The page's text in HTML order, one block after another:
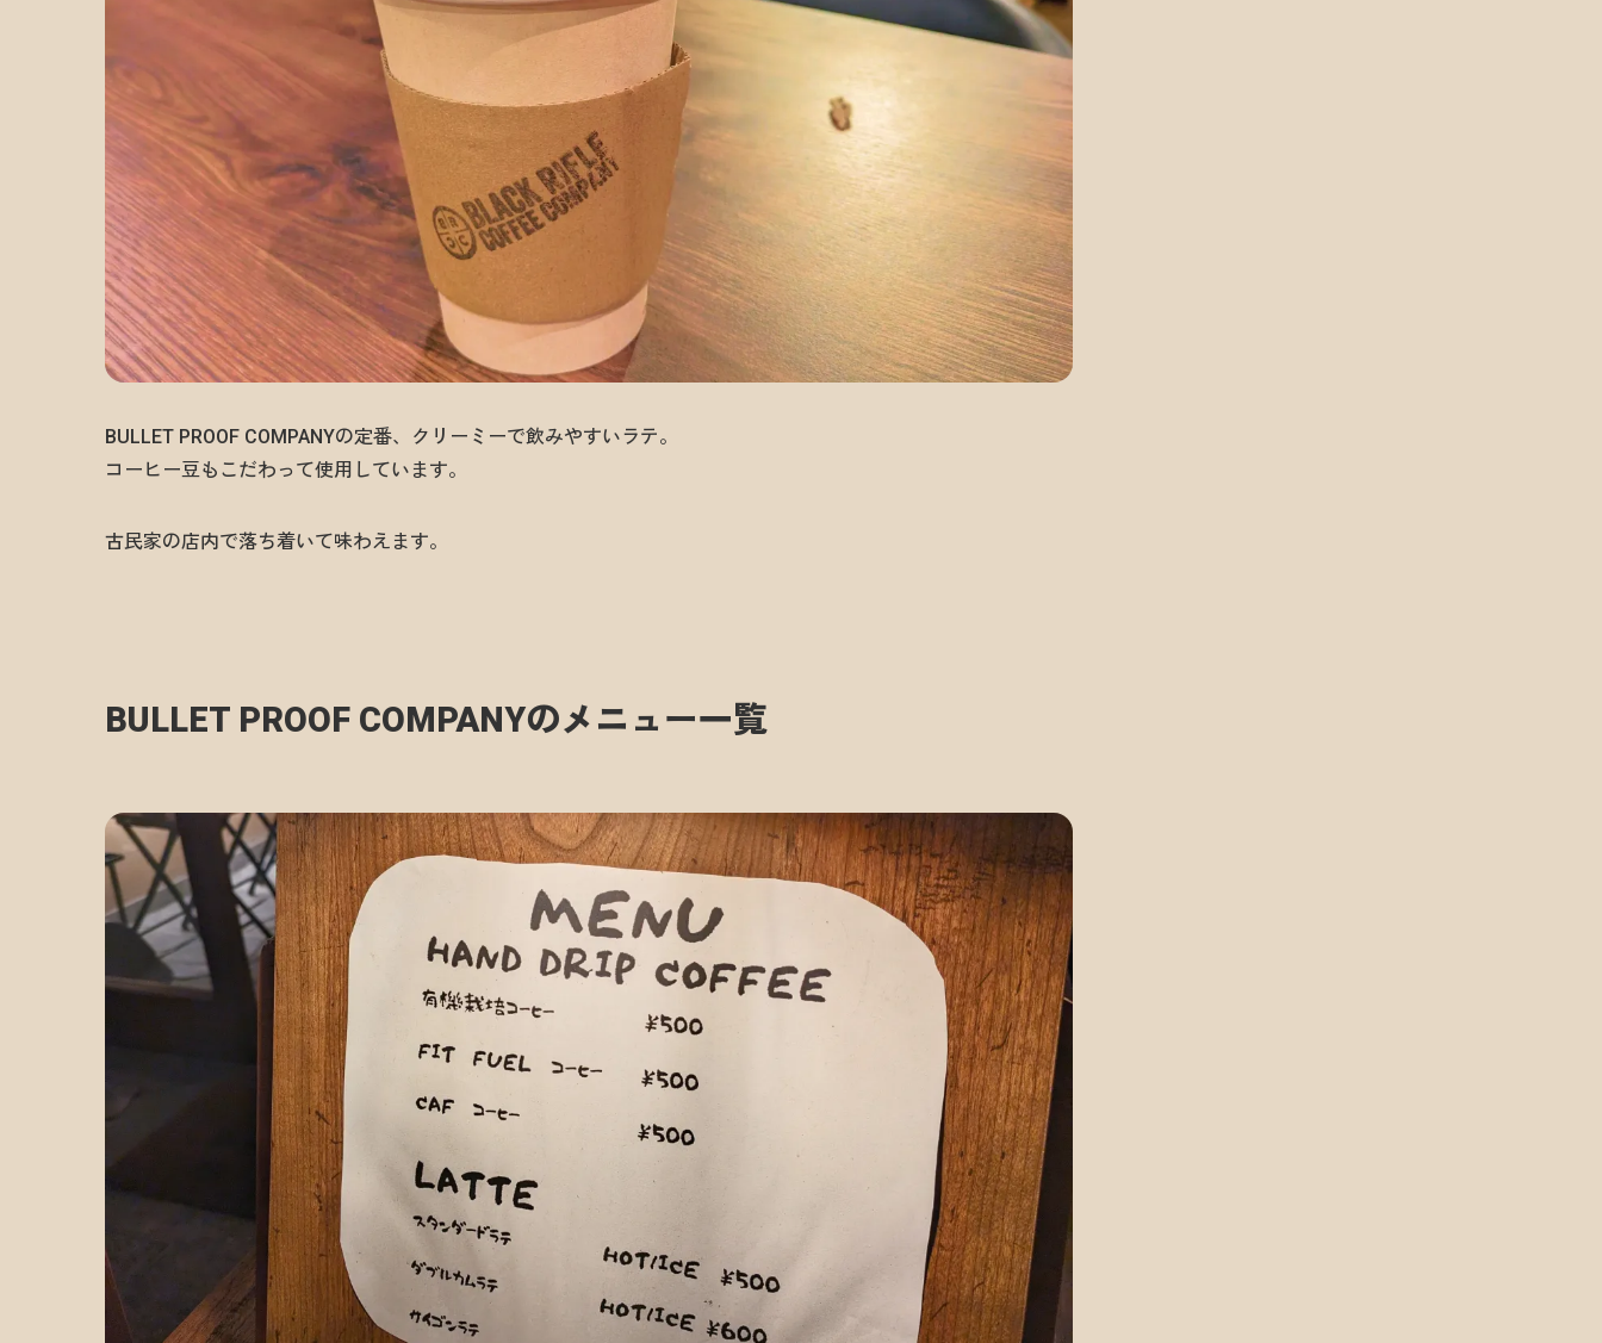
BULLET PROOF COMPANYの定番、クリーミーで飲みやすいラテ。
コーヒー豆もこだわって使用しています。
古民家の店内で落ち着いて味わえます。
BULLET PROOF COMPANYのメニュー一覧